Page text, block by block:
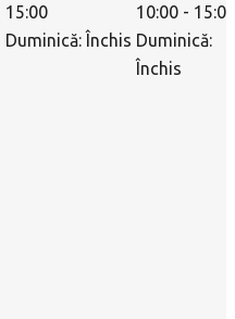
15:00
Duminică: Închis
10:00 - 15:00
Duminică:
Închis